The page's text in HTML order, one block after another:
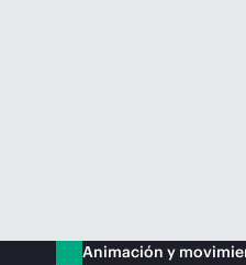
Animación y